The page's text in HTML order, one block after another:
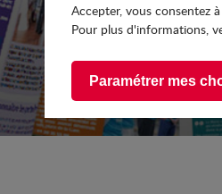
Accepter, vous consentez
Pour plus d'informations,
Paramétrer mes